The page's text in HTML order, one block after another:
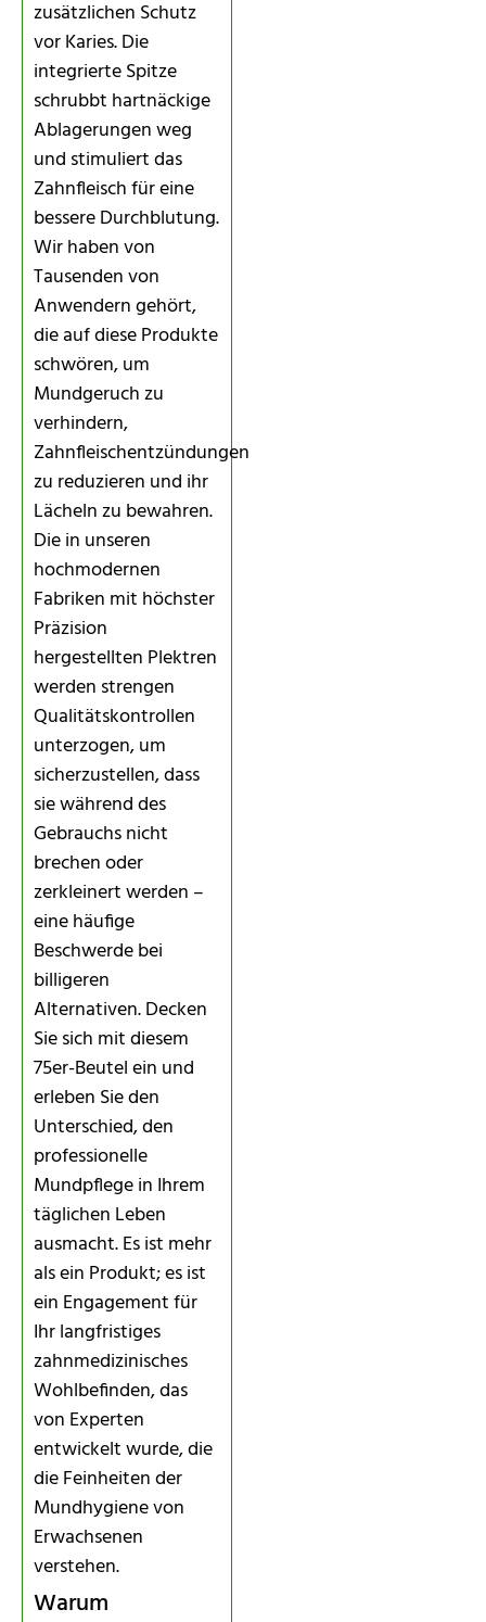
zusätzlichen Schutz
vor Karies. Die
integrierte Spitze
schrubbt hartnäckige
Ablagerungen weg
und stimuliert das
Zahnfleisch für eine
bessere Durchblutung.
Wir haben von
Tausenden von
Anwendern gehört,
die auf diese Produkte
schwören, um
Mundgeruch zu
verhindern,
Zahnfleischentzündungen
zu reduzieren und ihr
Lächeln zu bewahren.
Die in unseren
hochmodernen
Fabriken mit höchster
Präzision
hergestellten Plektren
werden strengen
Qualitätskontrollen
unterzogen, um
sicherzustellen, dass
sie während des
Gebrauchs nicht
brechen oder
zerkleinert werden –
eine häufige
Beschwerde bei
billigeren
Alternativen. Decken
Sie sich mit diesem
75er-Beutel ein und
erleben Sie den
Unterschied, den
professionelle
Mundpflege in Ihrem
täglichen Leben
ausmacht. Es ist mehr
als ein Produkt; es ist
ein Engagement für
Ihr langfristiges
zahnmedizinisches
Wohlbefinden, das
von Experten
entwickelt wurde, die
die Feinheiten der
Mundhygiene von
Erwachsenen
verstehen.
Warum